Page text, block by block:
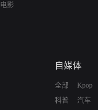
电影
自媒体
全部
科普
Kpop
汽车